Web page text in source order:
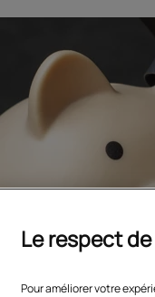
Le respect
Pour améliorer votre